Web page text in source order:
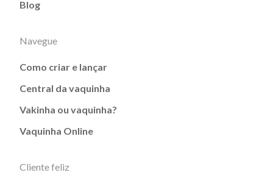
Blog
Navegue
Como criar e lançar
Central da vaquinha
Vakinha ou vaquinha?
Vaquinha Online
Cliente feliz